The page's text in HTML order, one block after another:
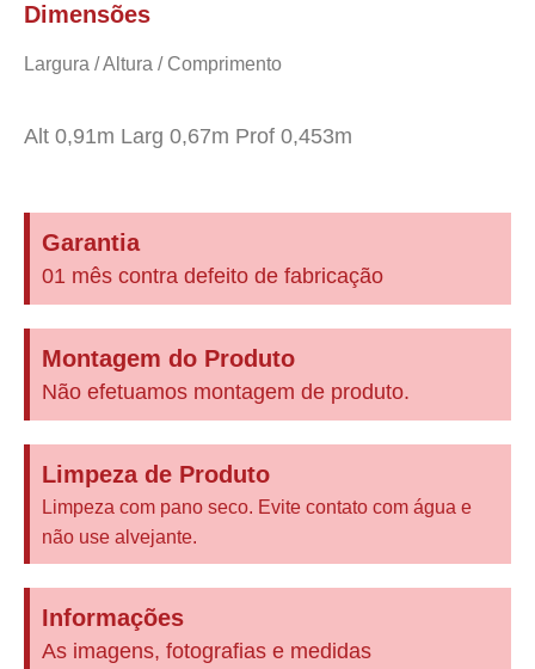
Dimensões
Largura / Altura / Comprimento
Alt 0,91m Larg 0,67m Prof 0,453m
Garantia
01 mês contra defeito de fabricação
Montagem do Produto
Não efetuamos montagem de produto.
Limpeza de Produto
Limpeza com pano seco. Evite contato com água e
não use alvejante.
Informações
As imagens, fotografias e medidas